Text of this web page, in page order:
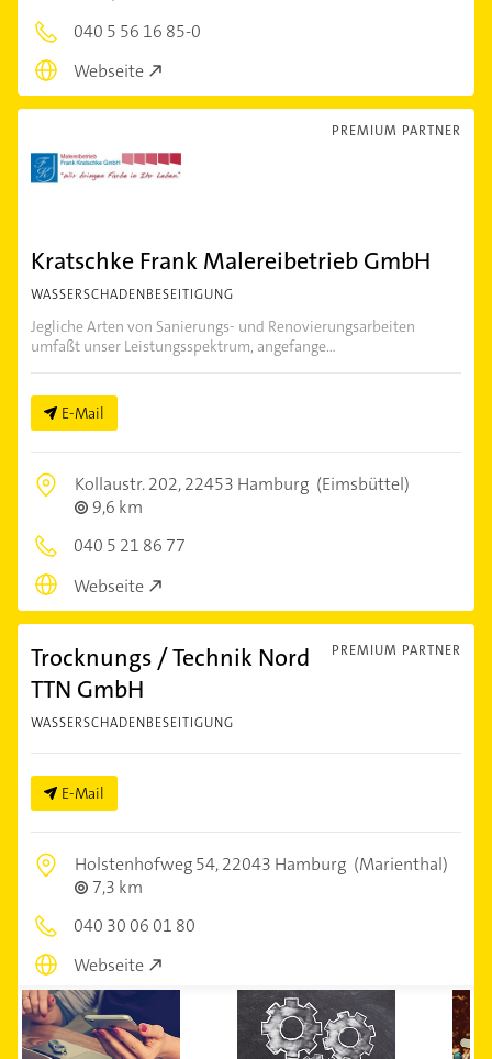
040 5 56 16 85-0
Webseite
PREMIUM PARTNER
Kratschke Frank Malereibetrieb GmbH
WASSERSCHADENBESEITIGUNG
Jegliche Arten von Sanierungs- und Renovierungsarbeiten
umfaßt unser Leistungsspektrum, angefange...
E-Mail
Kollaustr. 202,22453 Hamburg (Eimsbüttel)
9,6 km
040 5 21 86 77
Webseite
PREMIUM PARTNER
Trocknungs / Technik Nord
TTN GmbH
WASSERSCHADENBESEITIGUNG
E-Mail
Holstenhofweg 54,22043 Hamburg (Marienthal)
7,3 km
040 30 06 01 80
Webseite